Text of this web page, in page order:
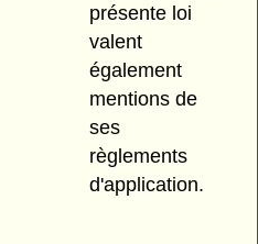
présente loi
valent
également
mentions de
ses
règlements
d'application.